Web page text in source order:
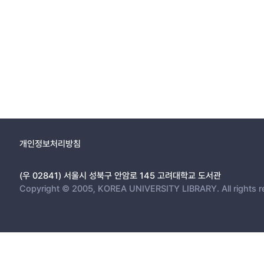
개인정보처리방침
(우 02841) 서울시 성북구 안암로 145 고려대학교 도서관
Copyright © 2005, KOREA UNIVERSITY LIBRARY. All rights